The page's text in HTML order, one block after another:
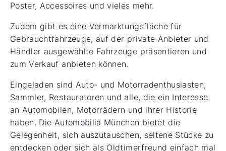
Poster, Accessoires und vieles mehr.
Zudem gibt es eine Vermarktungsfläche für
Gebrauchtfahrzeuge, auf der private Anbieter und
Händler ausgewählte Fahrzeuge präsentieren und
zum Verkauf anbieten können.
Eingeladen sind Auto- und Motorradenthusiasten,
Sammler, Restauratoren und alle, die ein Interesse
an Automobilen, Motorrädern und ihrer Historie
haben. Die Automobilia München bietet die
Gelegenheit, sich auszutauschen, seltene Stücke zu
entdecken oder sich als Oldtimerfreund einfach mal